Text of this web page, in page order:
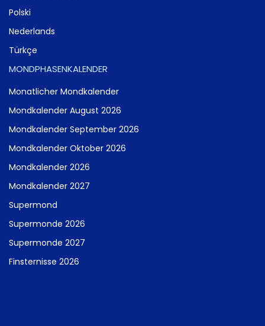
Polski
Nederlands
Türkçe
MONDPHASENKALENDER
Monatlicher Mondkalender
Mondkalender August 2026
Mondkalender September 2026
Mondkalender Oktober 2026
Mondkalender 2026
Mondkalender 2027
Supermond
Supermonde 2026
Supermonde 2027
Finsternisse 2026